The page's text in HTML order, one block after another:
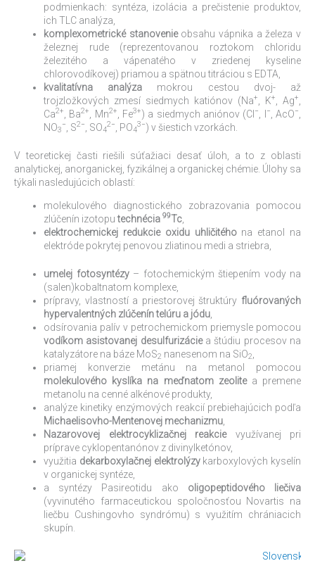
podmienkach: syntéza, izolácia a prečistenie produktov,
ich TLC analýza,
komplexometrické stanovenieobsahu vápnika a železa v
železnej rude (reprezentovanou roztokom chloridu
železitého a vápenatého v zriedenej kyseline
chlorovodíkovej) priamou a spätnou titráciou s EDTA,
kvalitatívna analýza mokrou cestou dvoj- až
trojzložkových zmesí siedmych katiónov (Na+ , K+ , Ag+
Ca2+ , Ba2+ , Mn2+ , Fe3+) a siedmych aniónov (Cl − − , AcO−
NO3
− , S2− , SO4
2− , PO4
3−) v šiestich vzorkách.
V teoretickej časti riešili súťažiaci desať úloh, a to z oblasti
analytickej, anorganickej, fyzikálnej a organickej chémie. Úlohy sa
týkali nasledujúcich oblastí:
molekulového diagnostického zobrazovania pomocou
zlúčenín izotoputechnécia 99Tc
elektrochemickej redukcie oxidu uhličitéhona etanol na
elektróde pokrytej penovou zliatinou medi a striebra,
umelej fotosyntézy– fotochemickým štiepením vody na
(salen)kobaltnatom komplexe,
prípravy, vlastností a priestorovej štruktúry fluórovaných
hypervalentných zlúčenín telúru a jódu
odsírovania palív v petrochemickom priemysle pomocou
vodíkom asistovanej desulfurizáciea štúdiu procesov na
katalyzátore na báze MoS2 nanesenom na SiO2
priamej konverzie metánu na metanol pomocou
molekulového kyslíka na meďnatom zeolitea premene
metanolu na cenné alkénové produkty,
analýze kinetiky enzýmových reakcií prebiehajúcich podľa
Michaelisovho-Mentenovej mechanizmu
Nazarovovej elektrocyklizačnej reakcievyužívanej pri
príprave cyklopentanónov z divinylketónov,
využitia dekarboxylačnej elektrolýzykarboxylových kyselín
v organickej syntéze,
a syntézy Pasireotidu ako oligopeptidového liečiva
(vyvinutého farmaceutickou spoločnosťou Novartis na
liečbu Cushingovho syndrómu) s využitím chrániacich
skupín.